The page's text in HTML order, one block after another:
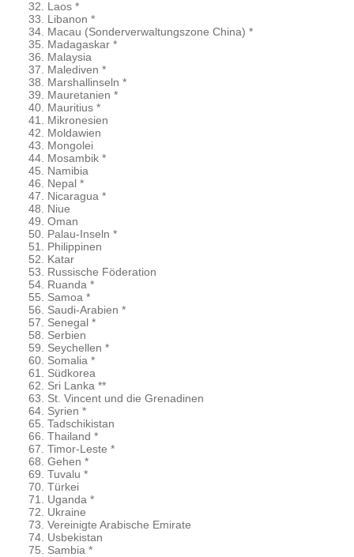
Laos *
Libanon *
Macau (Sonderverwaltungszone China) *
Madagaskar *
Malaysia
Malediven *
Marshallinseln *
Mauretanien *
Mauritius *
Mikronesien
Moldawien
Mongolei
Mosambik *
Namibia
Nepal *
Nicaragua *
Niue
Oman
Palau-Inseln *
Philippinen
Katar
Russische Föderation
Ruanda *
Samoa *
Saudi-Arabien *
Senegal *
Serbien
Seychellen *
Somalia *
Südkorea
Sri Lanka **
St. Vincent und die Grenadinen
Syrien *
Tadschikistan
Thailand *
Timor-Leste *
Gehen *
Tuvalu *
Türkei
Uganda *
Ukraine
Vereinigte Arabische Emirate
Usbekistan
Sambia *